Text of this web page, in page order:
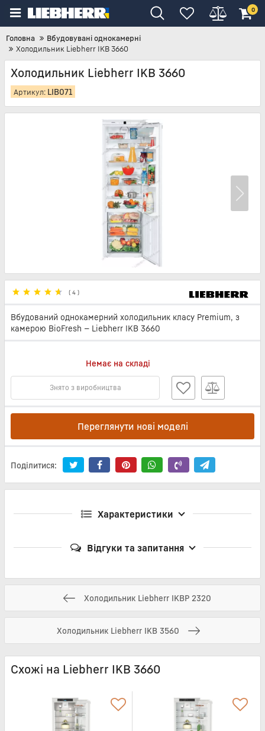
0
Головна
Вбудовувані однокамерні
Холодильник Liebherr IKB 3660
Холодильник Liebherr IKB 3660
Артикул: LIB071
( 4 )
Вбудований однокамерний холодильник класу Premium, з
камерою BioFresh — Liebherr IKB 3660
Немає на складі
Знято з виробництва
Переглянути нові моделі
Поділитися:
Характеристики
Відгуки та запитання
Холодильник Liebherr IKBP 2320
Холодильник Liebherr IKB 3560
Схожі на Liebherr IKB 3660